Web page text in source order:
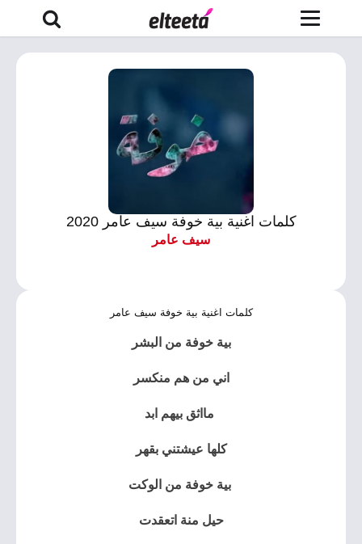
كلمات اغنية بية خوفة سيف عامر 2020
سيف عامر
كلمات اغنية بية خوفة سيف عامر
بية خوفة من البشر
اني من هم منكسر
مااثق بيهم ابد
كلها عيشتني بقهر
بية خوفة من الوكت
حيل منة اتعقدت